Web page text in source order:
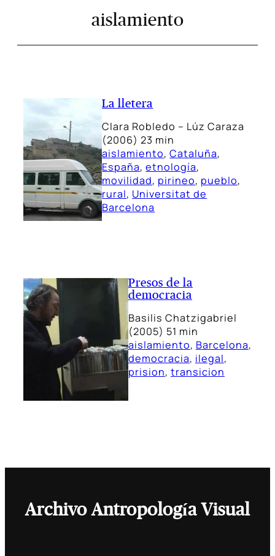
aislamiento
La lletera
Clara Robledo – Lúz Caraza
(2006) 23 min
aislamiento, Cataluña
España, etnología
movilidad, pirineo, pueblo
rural, Universitat de
Barcelona
Presos de la
democracia
Basilis Chatzigabriel
(2005) 51 min
aislamiento, Barcelona
democracia, ilegal
prision, transicion
Archivo Antropología Visual